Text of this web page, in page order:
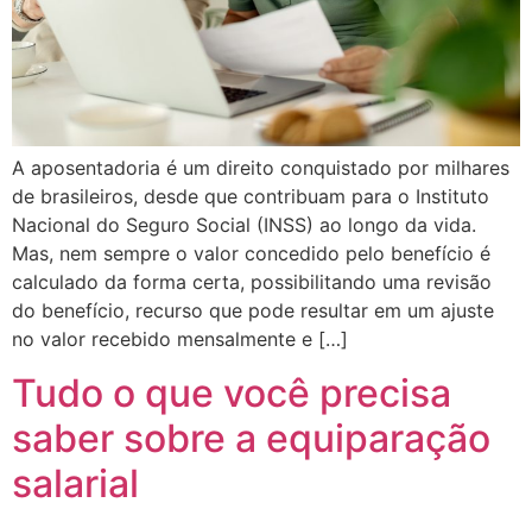
A aposentadoria é um direito conquistado por milhares
de brasileiros, desde que contribuam para o Instituto
Nacional do Seguro Social (INSS) ao longo da vida.
Mas, nem sempre o valor concedido pelo benefício é
calculado da forma certa, possibilitando uma revisão
do benefício, recurso que pode resultar em um ajuste
no valor recebido mensalmente e […]
Tudo o que você precisa
saber sobre a equiparação
salarial